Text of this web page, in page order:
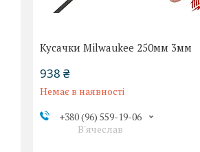
Кусачки Milwaukee 250мм 3мм
938 ₴
Немає в наявності
+380 (96) 559-19-06
В'ячеслав